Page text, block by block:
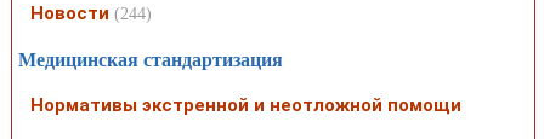
Новости (244)
Медицинская стандартизация
Нормативы экстренной и неотложной помощи